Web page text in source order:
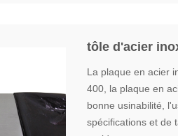
tôle d'acier
La plaque en acier
400, la plaque en
bonne usinabilité,
spécifications et de